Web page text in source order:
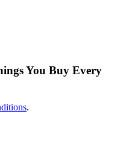
You Buy Every
.